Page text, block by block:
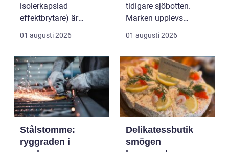
isolerkapslad
effektbrytare) är
hjärtat i många
moderna elför...
01 augusti 2026
tidigare sjöbotten.
Marken upplevs
kanske som stabil ...
01 augusti 2026
Stålstomme:
ryggraden i
Delikatessbutik
smögen